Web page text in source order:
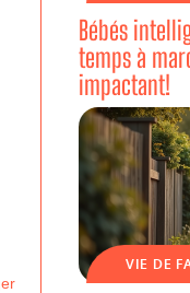
Bébés
temps à
impactant!
VIE DE